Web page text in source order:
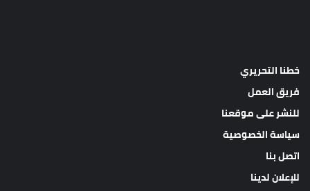
خطنا التحريري
فريق العمل
للنشر على موقعنا
سياسة الخصوصية
اتصل بنا
للإعلان لدينا